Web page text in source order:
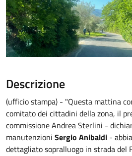
Descrizione
(ufficio stampa) - "Questa mattina
comitato dei cittadini della zona, il
commissione Andrea Sterlini -
manutenzioni Sergio Anibaldi -
dettagliato sopralluogo in strada del